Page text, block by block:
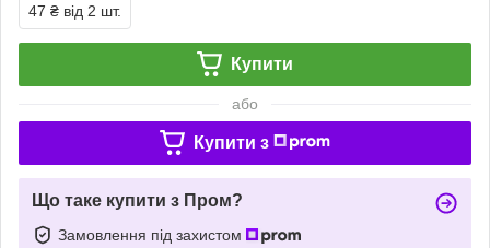
47 ₴ від 2 шт.
Купити
або
Купити з
Що таке купити з Пром?
Замовлення під захистом